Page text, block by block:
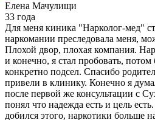
Елена Мачулищи
33 года
Для меня киника "Нарколог-мед"
наркомании преследовала меня,
Плохой двор, плохая компания.
и конечно, я стал пробовать, потом
конкретно подсел. Спасибо
привели в клинику. Конечно я
после первой же консультации с
понял что надежда есть и цель
добился этого, наркотики больше